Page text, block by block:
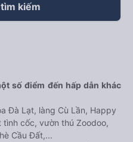
kiếm
số điểm đến hấp dẫn khác
Đà Lạt, làng Cù Lần, Happy
tình cốc, vườn thú Zoodoo,
Cầu Đất,...